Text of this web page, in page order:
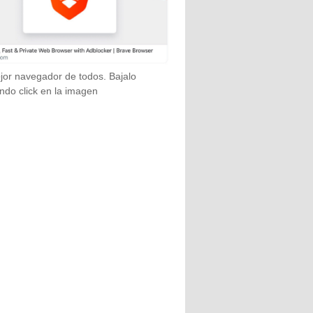
navegador de todos. Bajalo
click en la imagen